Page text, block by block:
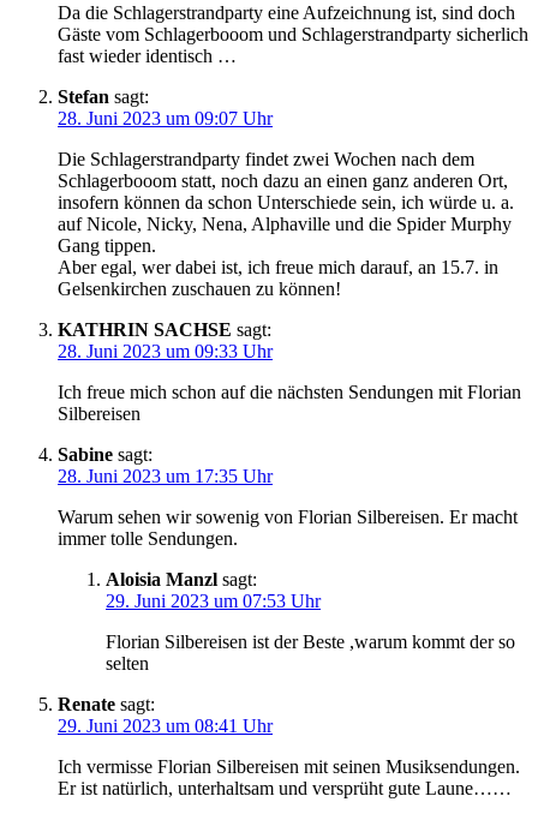
Da die Schlagerstrandparty eine Aufzeichnung ist, sind doch
Gäste vom Schlagerbooom und Schlagerstrandparty sicherlich
fast wieder identisch …
Stefan sagt:
28. Juni 2023 um 09:07 Uhr
Die Schlagerstrandparty findet zwei Wochen nach dem
Schlagerbooom statt, noch dazu an einen ganz anderen Ort,
insofern können da schon Unterschiede sein, ich würde u. a.
auf Nicole, Nicky, Nena, Alphaville und die Spider Murphy
Gang tippen.
Aber egal, wer dabei ist, ich freue mich darauf, an 15.7. in
Gelsenkirchen zuschauen zu können!
KATHRIN SACHSE sagt:
28. Juni 2023 um 09:33 Uhr
Ich freue mich schon auf die nächsten Sendungen mit Florian
Silbereisen
Sabine sagt:
28. Juni 2023 um 17:35 Uhr
Warum sehen wir sowenig von Florian Silbereisen. Er macht
immer tolle Sendungen.
Aloisia Manzl sagt:
29. Juni 2023 um 07:53 Uhr
Florian Silbereisen ist der Beste ,warum kommt der so
selten
Renate sagt:
29. Juni 2023 um 08:41 Uhr
Ich vermisse Florian Silbereisen mit seinen Musiksendungen.
Er ist natürlich, unterhaltsam und versprüht gute Laune……